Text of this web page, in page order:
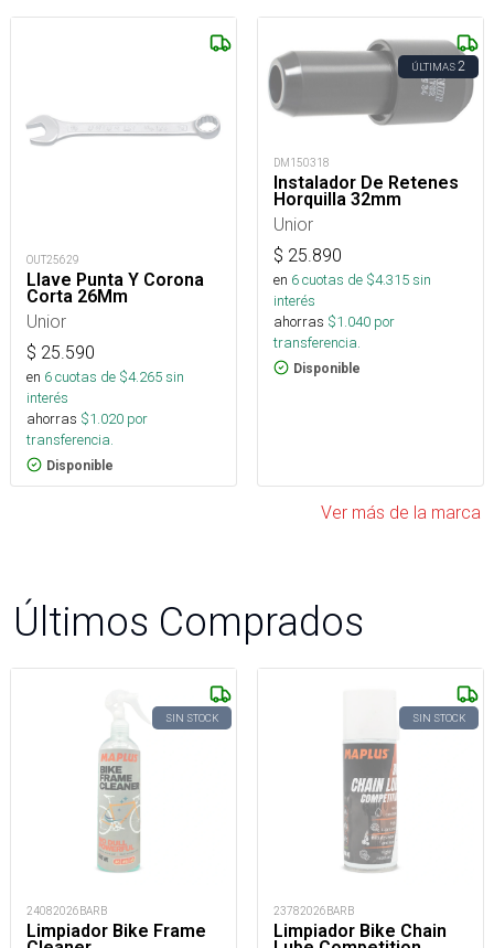
OUT25629
Llave Punta Y Corona
Corta 26Mm
Unior
$ 25.590
en 6cuotas de $4.265sin
interés
ahorras $1.020 por
transferencia.
Disponible
ÚLTIMAS2
DM150318
Instalador De Retenes
Horquilla 32mm
Unior
$ 25.890
en 6cuotas de $4.315sin
interés
ahorras $1.040 por
transferencia.
Disponible
Ver más de la marca
Últimos Comprados
SIN STOCK
24082026BARB
Limpiador Bike Frame
SIN STOCK
23782026BARB
Limpiador Bike Chain